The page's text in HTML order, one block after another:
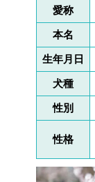
愛称
本名
生年月日
犬種
性別
性格